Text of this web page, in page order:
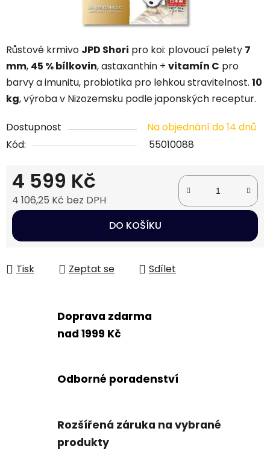
Růstové krmivo JPD Shori pro koi: plovoucí pelety 7
mm, 45 % bílkovin, astaxanthin + vitamín C pro
barvy a imunitu, probiotika pro lehkou stravitelnost. 10
kg, výroba v Nizozemsku podle japonských receptur.
Dostupnost
Na objednání do 14 dnů
Kód:
55010088
4 599 Kč
4 106,25 Kč bez DPH
Měrná cena:
DO KOŠÍKU
Tisk Zeptat se Sdílet
Doprava zdarma
nad 1999 Kč
Odborné poradenství
Rozšířená záruka na vybrané
produkty